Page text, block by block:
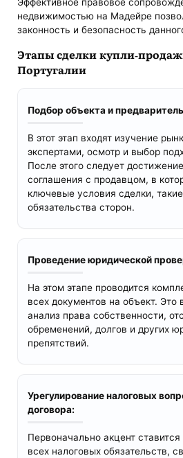
недвижимостью на Мадейре
законность и безопасность
Этапы сделки купли-
Португалии
Подбор объекта и
В этот этап входят изучение
экспертами, осмотр и выбор
После этого следует
соглашения с продавцом, в
ключевые условия сделки,
обязательства сторон.
Проведение юридической
На этом этапе проводится
всех документов на объект. Это
анализ права собственности,
обременений, долгов и других
препятствий.
Урегулирование налоговых
договора:
Первоначально акцент
всех налоговых обязательств,